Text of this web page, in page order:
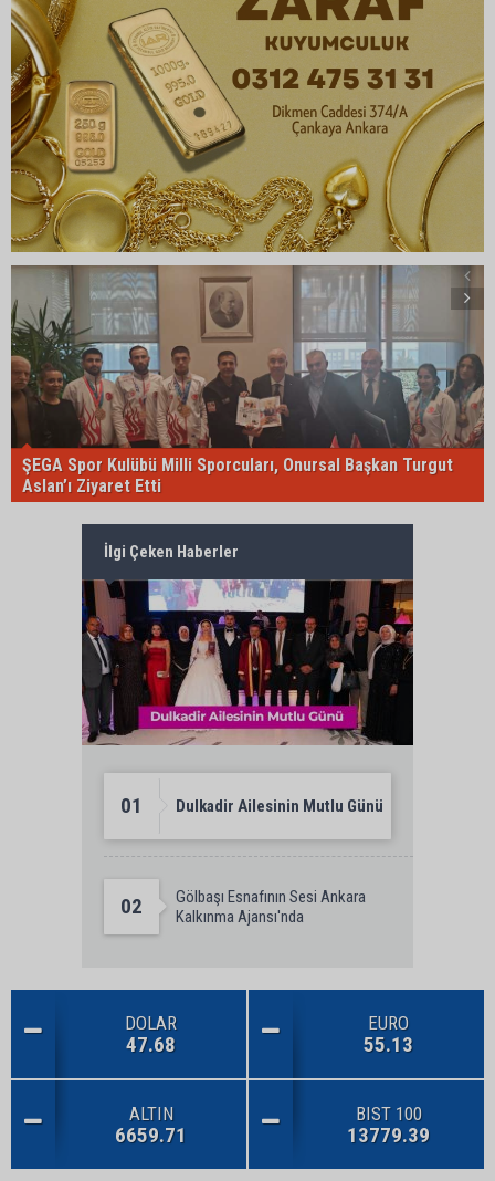
ŞEGA Spor Kulübü Milli Sporcuları, Onursal Başkan Turgut
Aslan’ı Ziyaret Etti
İlgi Çeken Haberler
01 Dulkadir Ailesinin Mutlu Günü
02
Gölbaşı Esnafının Sesi Ankara
Kalkınma Ajansı'nda
DOLAR
47.68
EURO
55.13
ALTIN
6659.71
BIST 100
13779.39